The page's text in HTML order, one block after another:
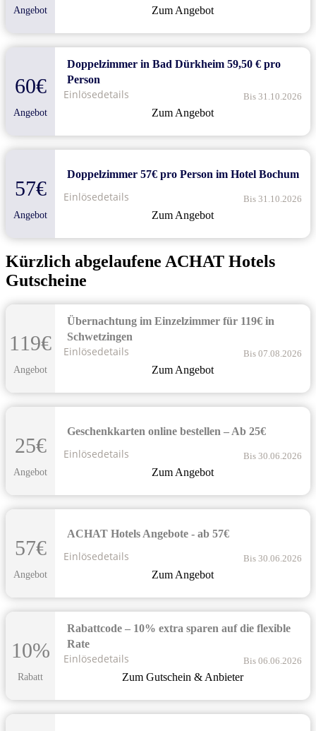
Angebot Zum Angebot
60€
Angebot
Doppelzimmer in Bad Dürkheim 59,50 € pro
Person
Zum Angebot
Bis 31.10.2026
Einlösedetails
57€
Angebot
Doppelzimmer 57€ pro Person im Hotel Bochum
Zum Angebot
Bis 31.10.2026
Einlösedetails
Kürzlich abgelaufene ACHAT Hotels
Gutscheine
119€
Angebot
Übernachtung im Einzelzimmer für 119€ in
Schwetzingen
Zum Angebot
Bis 07.08.2026
Einlösedetails
25€
Angebot
Geschenkkarten online bestellen – Ab 25€
Zum Angebot
Bis 30.06.2026
Einlösedetails
57€
Angebot
ACHAT Hotels Angebote - ab 57€
Zum Angebot
Bis 30.06.2026
Einlösedetails
10%
Rabatt
Rabattcode – 10% extra sparen auf die flexible
Rate
Zum Gutschein & Anbieter
Bis 06.06.2026
Einlösedetails